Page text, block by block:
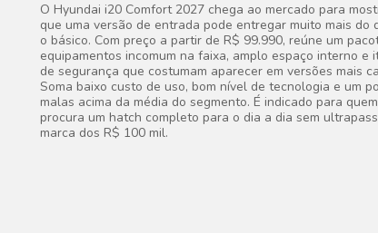
O Hyundai i20 Comfort 2027 chega ao mercado para
que uma versão de entrada pode entregar muito mais do
o básico. Com preço a partir de R$ 99.990, reúne um
equipamentos incomum na faixa, amplo espaço interno e
de segurança que costumam aparecer em versões mais
Soma baixo custo de uso, bom nível de tecnologia e um
malas acima da média do segmento. É indicado para quem
procura um hatch completo para o dia a dia sem
marca dos R$ 100 mil.